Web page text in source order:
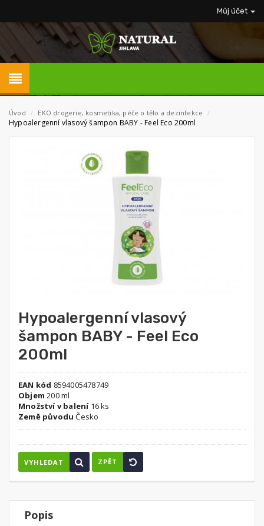
Můj účet
Úvod / EKO drogerie, kosmetika, péče o tělo a dezinfekce /
Hypoalergenní vlasový šampon BABY - Feel Eco 200ml
Hypoalergenní vlasový
šampon BABY - Feel Eco
200ml
EAN kód 8594005478749
Objem 200 ml
Množství v balení16 ks
Země původu Česko
VYHLEDAT ZPĚT
Popis